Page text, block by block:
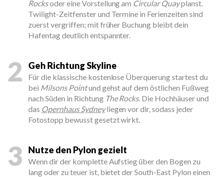
Rocksoder eine Vorstellung am Circular Quayplanst.
Twilight-Zeitfenster und Termine in Ferienzeiten sind
zuerst vergriffen; mit früher Buchung bleibt dein
Hafentag deutlich entspannter.
2 Geh Richtung Skyline
Für die klassische kostenlose Überquerung startest du
bei Milsons Pointund gehst auf dem östlichen Fußweg
nach Süden in Richtung The Rocks. Die Hochhäuser und
das Opernhaus Sydneyliegen vor dir, sodass jeder
Fotostopp bewusst gesetzt wirkt.
3 Nutze den Pylon gezielt
Wenn dir der komplette Aufstieg über den Bogen zu
lang oder zu teuer ist, bietet der South-East Pylon einen